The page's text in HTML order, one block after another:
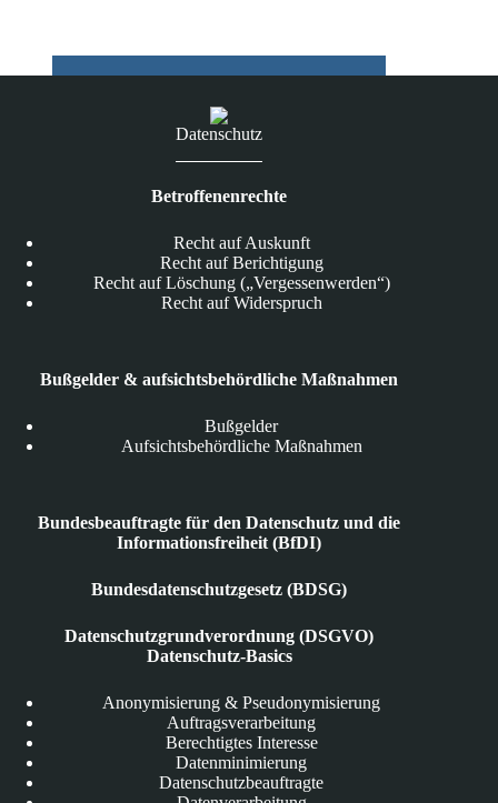
Datenschutz
Betroffenenrechte
Recht auf Auskunft
Recht auf Berichtigung
Recht auf Löschung („Vergessenwerden“)
Recht auf Widerspruch
Bußgelder & aufsichtsbehördliche Maßnahmen
Bußgelder
Aufsichtsbehördliche Maßnahmen
Bundesbeauftragte für den Datenschutz und die
Informationsfreiheit (BfDI)
Bundesdatenschutzgesetz (BDSG)
Datenschutzgrundverordnung (DSGVO)
Datenschutz-Basics
Anonymisierung & Pseudonymisierung
Auftragsverarbeitung
Berechtigtes Interesse
Datenminimierung
Datenschutzbeauftragte